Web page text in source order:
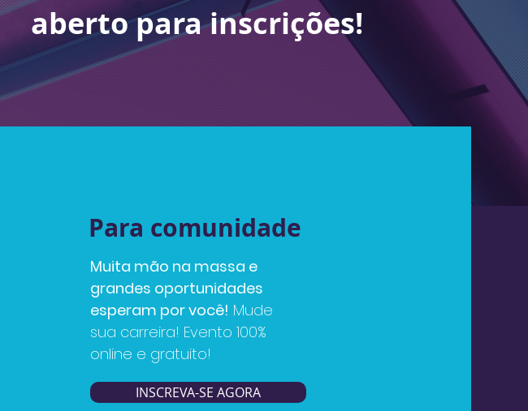
aberto para inscrições!
Para comunidade
Muita mão na massa e
grandes oportunidades
esperam por você! Mude
sua carreira! Evento 100%
online e gratuito!
INSCREVA-SE AGORA